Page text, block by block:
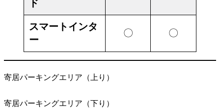
ド
スマートインタ
ー
〇 〇
寄居パーキングエリア（上り）
寄居パーキングエリア（下り）